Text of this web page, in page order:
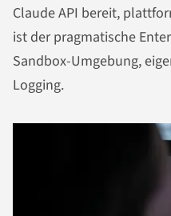
Claude API bereit,
ist der pragmatische
Sandbox-Umgebung,
Logging.